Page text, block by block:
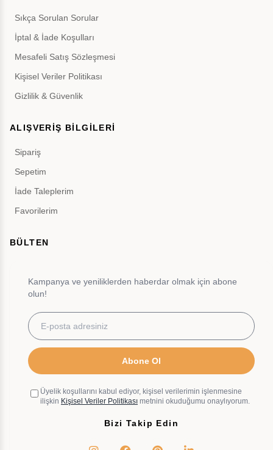
Sıkça Sorulan Sorular
İptal & İade Koşulları
Mesafeli Satış Sözleşmesi
Kişisel Veriler Politikası
Gizlilik & Güvenlik
ALIŞVERİŞ BİLGİLERİ
Sipariş
Sepetim
İade Taleplerim
Favorilerim
BÜLTEN
Kampanya ve yeniliklerden haberdar olmak için abone
olun!
Abone Ol
Üyelik koşullarını kabul ediyor, kişisel verilerimin işlenmesine
ilişkin Kişisel Veriler Politikası metnini okuduğumu onaylıyorum.
Bizi Takip Edin